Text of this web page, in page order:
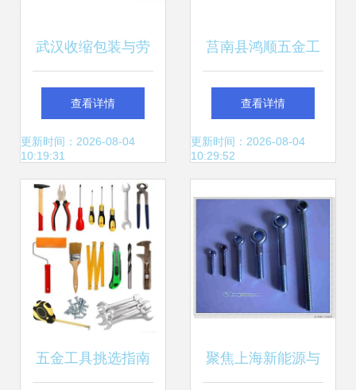
武汉收缩包装与劳
保用品包装设备一
站式解决方案
查看详情
更新时间：2026-08-04
10:19:31
莒南县鸿顺五金工
具厂抹泥板产品列
表与工业品质解析
查看详情
更新时间：2026-08-04
10:29:52
五金工具挑选指南 聚焦上海新能源与